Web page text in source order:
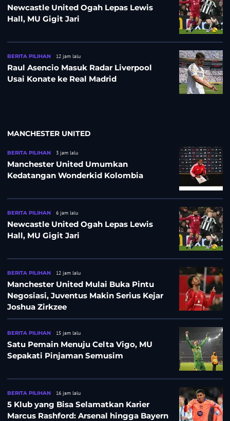
Newcastle United Ogah Lepas Lewis
Hall, MU Gigit Jari
BERITA PILIHAN 12 jam lalu
Raul Asencio Masuk Radar Liverpool
Usai Konate ke Real Madrid
MANCHESTER UNITED
BERITA PILIHAN 3 jam lalu
Manchester United Umumkan
Kedatangan Wonderkid Kolombia
BERITA PILIHAN 6 jam lalu
Newcastle United Ogah Lepas Lewis
Hall, MU Gigit Jari
BERITA PILIHAN 12 jam lalu
Manchester United Mulai Buka Pintu
Negosiasi, Juventus Makin Serius Kejar
Joshua Zirkzee
BERITA PILIHAN 15 jam lalu
Satu Pemain Menuju Celta Vigo, MU
Sepakati Pinjaman Semusim
BERITA PILIHAN 16 jam lalu
5 Klub yang Bisa Selamatkan Karier
Marcus Rashford: Arsenal hingga Bayern